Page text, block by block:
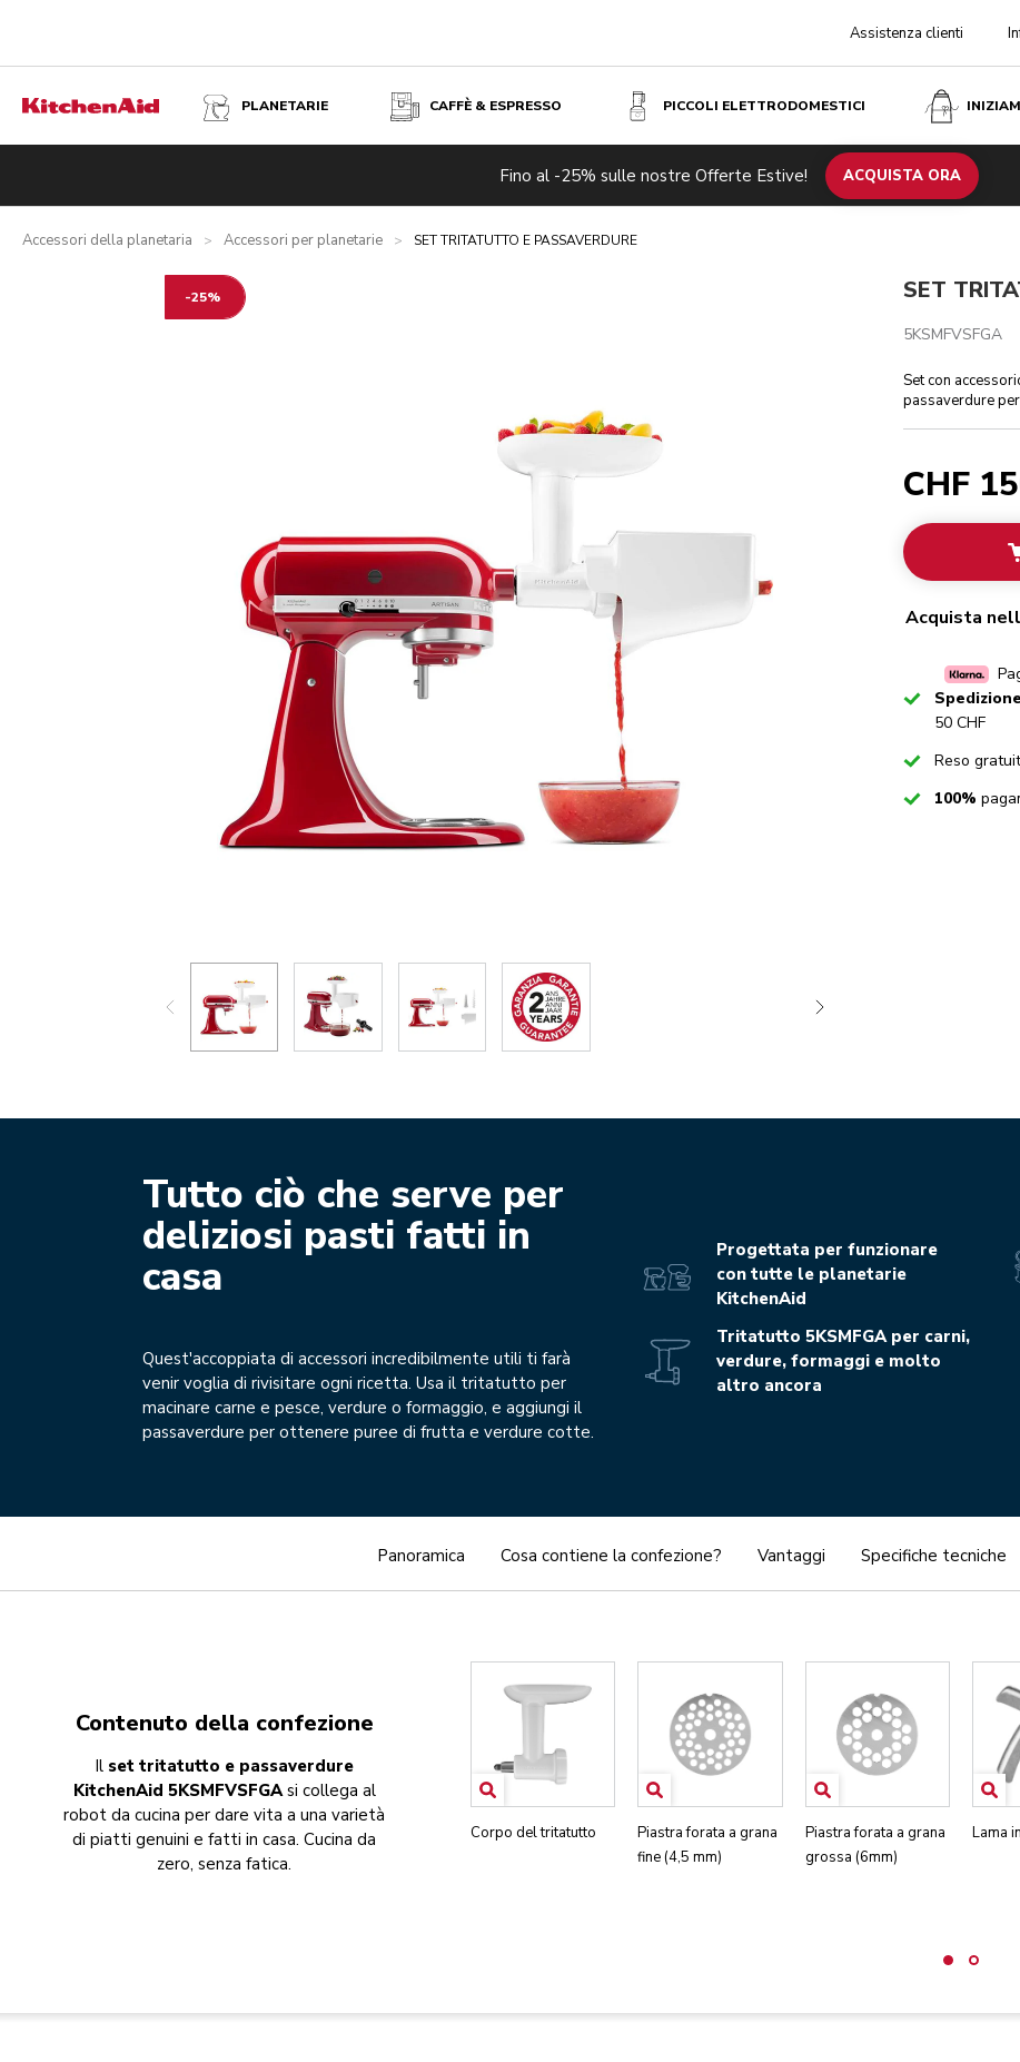
Assistenza clienti
PLANETARIE CAFFÈ & ESPRESSO PICCOLI ELETTRODOMESTICI
Fino al -25% sulle nostre Offerte Estive! ACQUISTA ORA
Accessori della planetaria > Accessori per planetarie > SET TRITATUTTO E PASSAVERDURE
Specifiche tecniche Recensioni
-25% SET
5KSMFVSFGA
Set con
passaverdure
CHF
Acquista
Checked
50 CHF
Checked
Reso
Checked
100%
Tutto ciò che serve per
deliziosi pasti fatti in
casa
Quest'accoppiata di accessori incredibilmente utili ti farà
venir voglia di rivisitare ogni ricetta. Usa il tritatutto per
macinare carne e pesce, verdure o formaggio, e aggiungi il
passaverdure per ottenere puree di frutta e verdure cotte.
Progettata per funzionare
con tutte le planetarie
KitchenAid
Tritatutto 5KSMFGA per carni,
verdure, formaggi e molto
altro ancora
Panoramica Cosa contiene la confezione? Vantaggi Specifiche tecniche
Contenuto della confezione
Il set tritatutto e passaverdure
KitchenAid 5KSMFVSFGAsi collega al
robot da cucina per dare vita a una varietà
di piatti genuini e fatti in casa. Cucina da
zero, senza fatica.
Corpo del tritatutto
Piastra forata a grana
fine (4,5 mm)
Piastra forata a grana
grossa (6mm)
Lama